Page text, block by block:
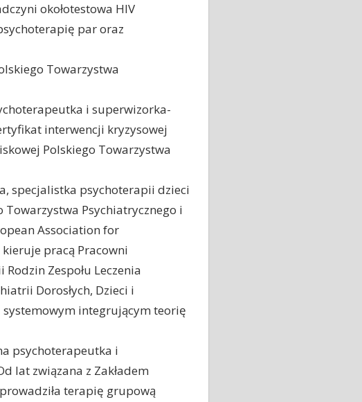
okołotestowa HIV
par oraz
Towarzystwa
i superwizorka-
interwencji kryzysowej
Polskiego Towarzystwa
specjalistka psychoterapii dzieci
Psychiatrycznego i
Association for
kieruje pracą Pracowni
Zespołu Leczenia
Dorosłych, Dzieci i
systemowym integrującym teorię
psychoterapeutka i
lat związana z Zakładem
terapię grupową